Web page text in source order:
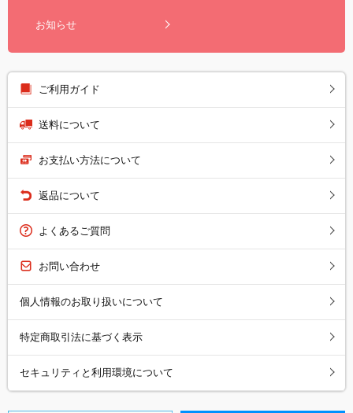
お知らせ
ご利用ガイド
送料について
お支払い方法について
返品について
よくあるご質問
お問い合わせ
個人情報のお取り扱いについて
特定商取引法に基づく表示
セキュリティと利用環境について